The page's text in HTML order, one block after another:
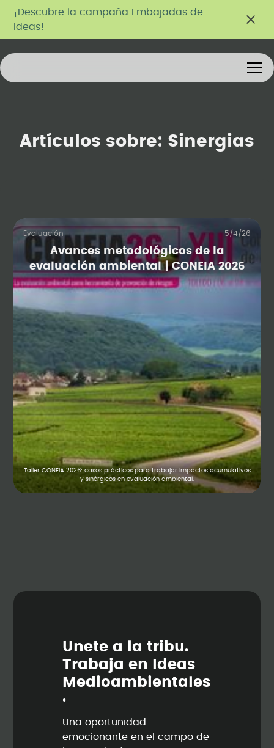
¡Descubre la campaña Embajadas de
Ideas!
Artículos sobre: Sinergias
Evaluación 5/4/26
Avances metodológicos de la
evaluación ambiental | CONEIA 2026
Taller CONEIA 2026: casos prácticos para trabajar impactos acumulativos
y sinérgicos en evaluación ambiental.
Únete a la tribu.
Trabaja en Ideas
Medioambienta les
.
Una oportunidad
emocionante en el campo de